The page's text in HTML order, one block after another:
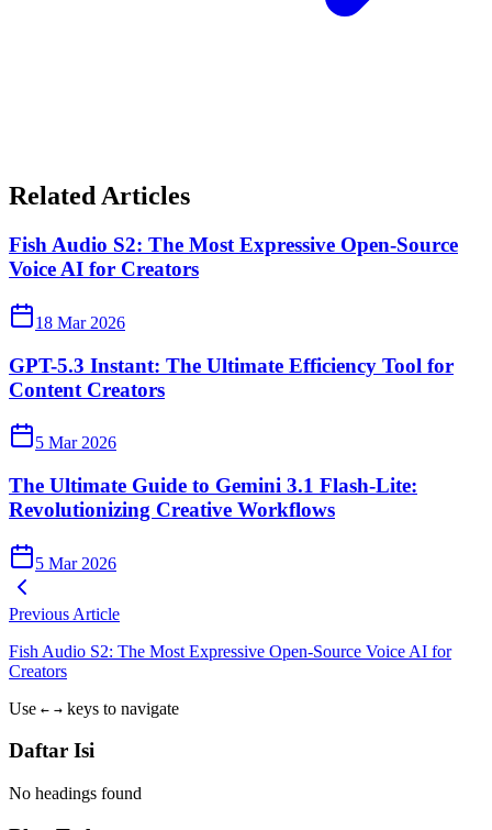
Related Articles
Fish Audio S2: The Most Expressive Open-Source
Voice AI for Creators
18 Mar 2026
GPT-5.3 Instant: The Ultimate Efficiency Tool for
Content Creators
5 Mar 2026
The Ultimate Guide to Gemini 3.1 Flash-Lite:
Revolutionizing Creative Workflows
5 Mar 2026
Previous Article
Fish Audio S2: The Most Expressive Open-Source Voice AI for
Creators
Use ← → keys to navigate
Daftar Isi
No headings found